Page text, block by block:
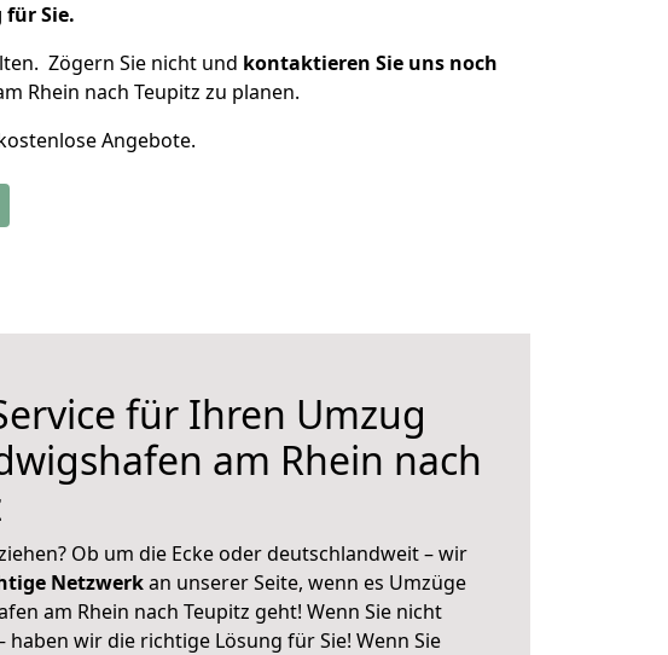
Sie.
Zögern Sie nicht und kontaktieren Sie uns noch
Rhein nach Teupitz zu planen.
Angebote.
für Ihren Umzug
am Rhein nach
Ob um die Ecke oder deutschlandweit – wir
Netzwerkan unserer Seite, wenn es Umzüge
am Rhein nach Teupitz geht! Wenn Sie nicht
haben wir die richtige Lösung für Sie! Wenn Sie